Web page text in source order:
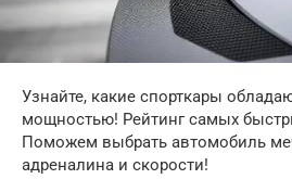
Узнайте, какие спорткары
мощностью! Рейтинг самых
Поможем выбрать автомобиль
адреналина и скорости!